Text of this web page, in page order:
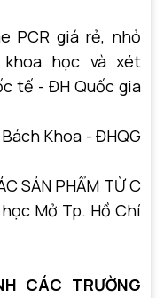
PCR giá rẻ, nhỏ
học và xét
tế - ĐH Quốc gia
Khoa - ĐHQG
SẢN PHẨM TỪ C
Mở Tp. Hồ Chí
CÁC TRƯỜNG